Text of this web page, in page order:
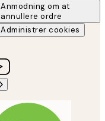
Anmodning om at
annullere ordre
Administrer cookies